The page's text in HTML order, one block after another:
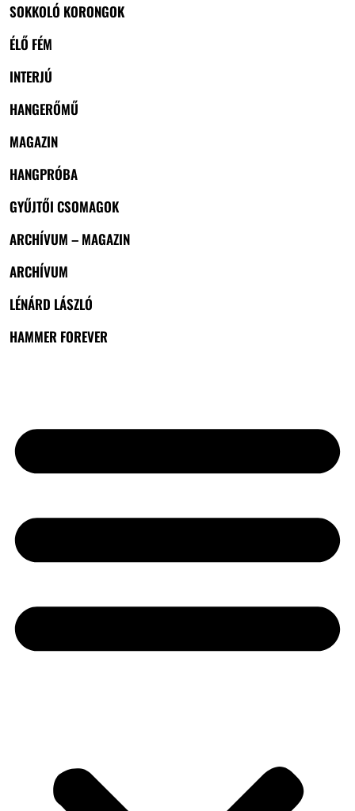
SOKKOLÓ KORONGOK
ÉLŐ FÉM
INTERJÚ
HANGERŐMŰ
MAGAZIN
HANGPRÓBA
GYŰJTŐI CSOMAGOK
ARCHÍVUM – MAGAZIN
ARCHÍVUM
LÉNÁRD LÁSZLÓ
HAMMER FOREVER